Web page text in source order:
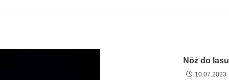
Nóż do lasu
10.07.2023